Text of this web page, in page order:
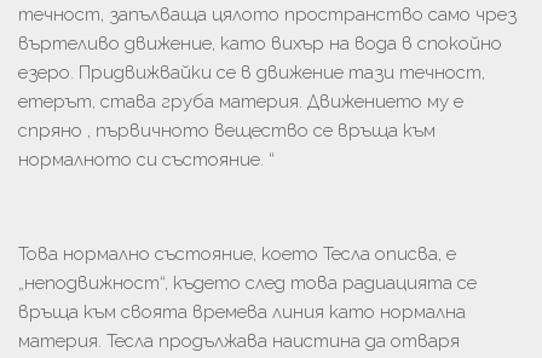
течност, запълваща цялото пространство само чрез
въртеливо движение, като вихър на вода в спокойно
езеро. Придвижвайки се в движение тази течност,
етерът, става груба материя. Движението му е
спряно , първичното вещество се връща към
нормалното си състояние. “
Това нормално състояние, което Тесла описва, е
„неподвижност“, където след това радиацията се
връща към своята времева линия като нормална
материя. Тесла продължава наистина да отваря